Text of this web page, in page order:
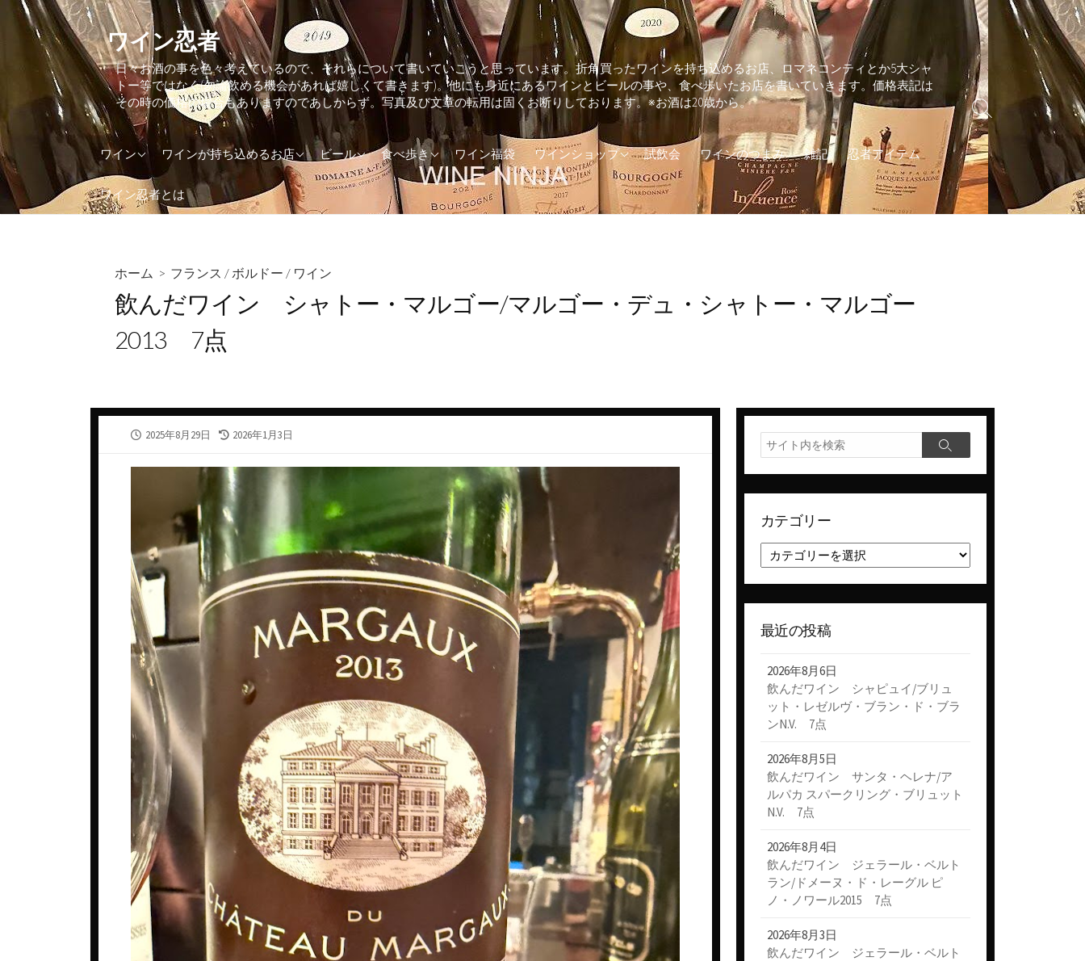
へ
ス
キ
ッ
プ
ワイン忍者
日々お酒の事を色々考えているので、それらについて書いていこうと思っています。折角買ったワインを持ち込めるお店、ロマネコンティとか5大シャ
トー等ではなく(勿論飲める機会があれば嬉しくて書きます)。他にも身近にあるワインとビールの事や、食べ歩いたお店を書いていきます。価格表記は
その時の価格の場合もありますのであしからず。写真及び文章の転用は固くお断りしております。※お酒は20歳から。
ワイン
アメリカ
アルゼンチン
イギリス(UK)
インド
ウクライナ
ギリシャ
シリア・アラブ共和国
ジョージア
チェコ共和国
ドイツ
ニュージーランド
ハンガリー
フランス
アルザス
コート・デュ・ローヌ
シャンパーニュ
ジュラ・サヴォワ
ブルゴーニュ
プロヴァンス
ボルドー
ラングドック・ルシヨン
ロワール
ベルギー
ポルトガル
マケドニア
マルタ共和国
メキシコ
ルーマニア
ロシア
南アフリカ
ワインが持ち込めるお店
東京都
大阪府
神奈川県
ビール
アイルランド
アメリカ
イギリス(UK)
オランダ
オーストラリア
スペイン
チェコ
デンマーク
ドイツ
ニュージーランド
ノルウェー
フランス
ベトナム
ベルギー
メキシコ
ロシア
中国
台湾
日本
韓国
食べ歩き
そば・うどん
とんかつ
イタリアン
カレー
ダイニングバー
バー
ビアバー
ビストロ・フレンチ
ホテル
ワイン福袋 ワインショップ
兵庫県のワインショップ
東京都のワインショップ
試飲会 ワインのつまみ 雑記 忍者アイテム
ワイン忍者とは
検
索
切
り
替
え
ホーム > フランス / ボルドー / ワイン
飲んだワイン シャトー・マルゴー/マルゴー・デュ・シャトー・マルゴー
2013 7点
公
日
2025年8月29日
最
更
新
日
2026年1月3日
検
索
検
カテゴリー
カ
テ
ゴ
リ
最近の投稿
2026年8月6日
飲んだワイン シャピュイ/ブリュ
ット・レゼルヴ・ブラン・ド・ブラ
ンN.V. 7点
2026年8月5日
飲んだワイン サンタ・ヘレナ/ア
ルパカ スパークリング・ブリュット
N.V. 7点
2026年8月4日
飲んだワイン ジェラール・ベルト
ラン/ドメーヌ・ド・レーグル ピ
ノ・ノワール2015 7点
2026年8月3日
飲んだワイン ジェラール・ベルト